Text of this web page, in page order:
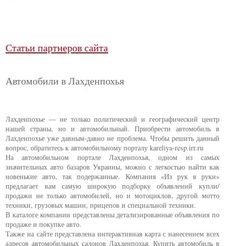
Статьи партнеров сайта
Автомобили в Лахденпохья
Лахденпохье — не только политический и географический центр
нашей страны, но и автомобильный. Приобрести автомобиль в
Лахденпохье уже давным-давно не проблема. Чтобы решить данный
вопрос, обратитесь к автомобильному порталу kareliya-resp.irr.ru
На автомобильном портале Лахденпохья, одном из самых
значительных авто базаров Украины, можно с легкостью найти как
новенькие авто, так подержанные. Компания «Из рук в руки»
предлагает вам самую широкую подборку объявлений купли/
продажи не только автомобилей, но и мотоциклов, другой мотто
техники, грузовых машин, прицепов и специальной техники.
В каталоге компании представлены детализированные объявления по
продаже и покупке авто.
Также на сайте представлена интерактивная карта с нанесением всех
адресов автомобильных салонов Лахденпохья. Купить автомобиль в